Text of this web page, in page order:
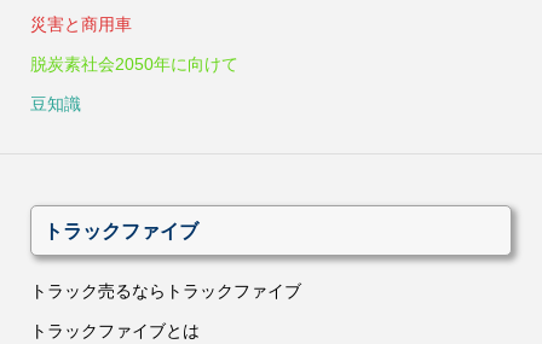
災害と商用車
脱炭素社会2050年に向けて
豆知識
トラックファイブ
トラック売るならトラックファイブ
トラックファイブとは